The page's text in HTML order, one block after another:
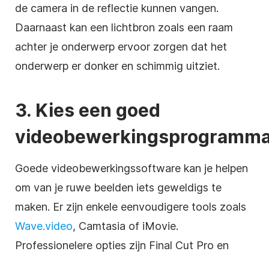
de camera in de reflectie kunnen vangen.
Daarnaast kan een lichtbron zoals een raam
achter je onderwerp ervoor zorgen dat het
onderwerp er donker en schimmig uitziet.
3. Kies een goed
Goede videobewerkingssoftware kan je helpen
om van je ruwe beelden iets geweldigs te
maken. Er zijn enkele eenvoudigere tools zoals
Wave.video, Camtasia of iMovie.
Professionelere opties zijn Final Cut Pro en